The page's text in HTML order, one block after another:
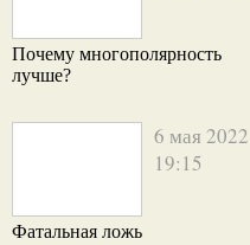
Почему многополярность
лучше?
6 мая 2022
19:15
Фатальная ложь